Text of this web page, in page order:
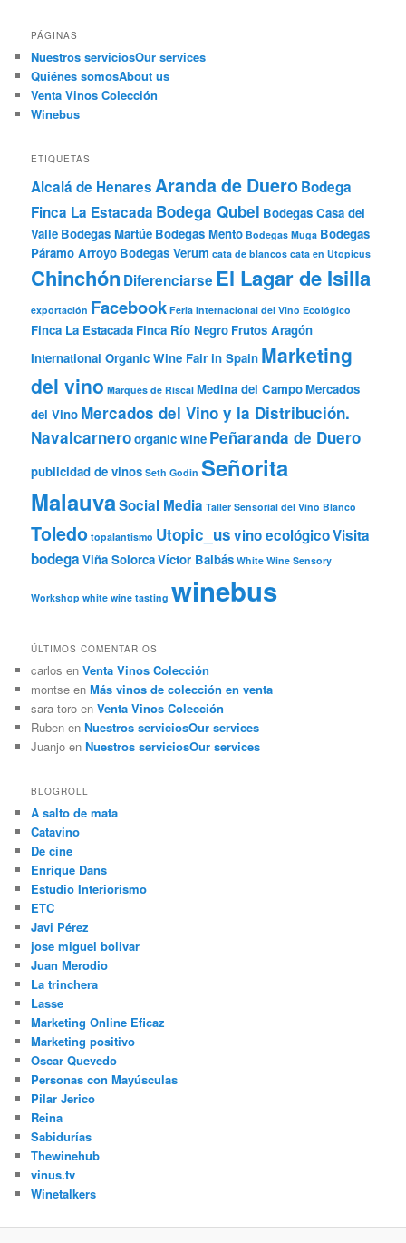
PÁGINAS
Nuestros serviciosOur services
Quiénes somosAbout us
Venta Vinos Colección
Winebus
ETIQUETAS
Alcalá de HenaresAranda de DueroBodega
Finca La Estacada Bodega Qubel Bodegas Casa del
Valle Bodegas Martúe Bodegas Mento Bodegas Muga Bodegas
Páramo Arroyo Bodegas Verum cata de blancos cata en Utopicus
Chinchón Diferenciarse El Lagar de Isilla
exportación Facebook Feria Internacional del Vino Ecológico
Finca La Estacada Finca Río Negro Frutos Aragón
International Organic Wine Fair in Spain Marketing
del vino Marqués de Riscal Medina del CampoMercados
del Vino Mercados del Vino y la Distribución.
Navalcarneroorganic wine Peñaranda de Duero
publicidad de vinos Seth Godin Señorita
MalauvaSocial Media Taller Sensorial del Vino Blanco
Toledo topalantismo Utopic_usvino ecológicoVisita
bodega Viña SolorcaVíctor Balbás White Wine Sensory
Workshop white wine tasting winebus
ÚLTIMOS COMENTARIOS
carlos enVenta Vinos Colección
montse enMás vinos de colección en venta
sara toro enVenta Vinos Colección
Ruben enNuestros serviciosOur services
Juanjo enNuestros serviciosOur services
BLOGROLL
A salto de mata
Catavino
De cine
Enrique Dans
Estudio Interiorismo
ETC
Javi Pérez
jose miguel bolivar
Juan Merodio
La trinchera
Lasse
Marketing Online Eficaz
Marketing positivo
Oscar Quevedo
Personas con Mayúsculas
Pilar Jerico
Reina
Sabidurías
Thewinehub
vinus.tv
Winetalkers